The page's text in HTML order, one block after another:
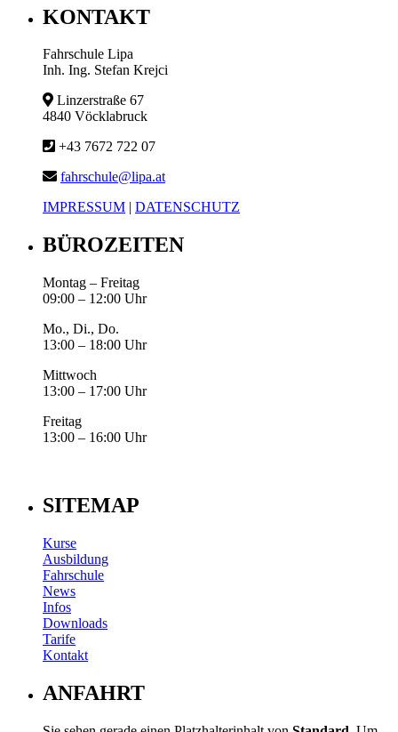
KONTAKT
Fahrschule Lipa
Inh. Ing. Stefan Krejci
Linzerstraße 67
4840 Vöcklabruck
+43 7672 722 07
fahrschule@lipa.at
IMPRESSUM | DATENSCHUTZ
BÜROZEITEN
Montag – Freitag
09:00 – 12:00 Uhr
Mo., Di., Do.
13:00 – 18:00 Uhr
Mittwoch
13:00 – 17:00 Uhr
Freitag
13:00 – 16:00 Uhr
SITEMAP
Kurse
Ausbildung
Fahrschule
News
Infos
Downloads
Tarife
Kontakt
ANFAHRT